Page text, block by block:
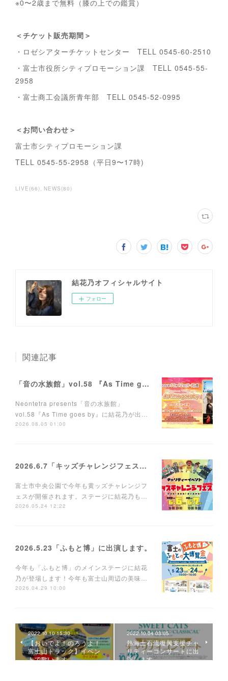
※0〜2歳まで無料（膝の上での鑑賞）
＜チケット販売期間＞
・ロゼシアターチケットセンター TELL 0545-60-2510
・富士市役所シティプロモーション課 TELL 0545-55-
2958
・富士商工会議所青年部 TELL 0545-52-0995
＜お問い合わせ＞
富士市シティプロモーション課
TELL 0545-55-2958（平日9〜17時)
LIVE (66) NEWS (80)
結花乃オフィシャルサイト
フォロー
関連記事
「音の水族館」vol.58 『As Time goes by』に出演します。
Neontetra presents「音の水族館」
vol.58『As Time goes by』に結花乃が出…
2026.08.05 01:00
2026.6.7「キッズチャレンジフェス」に出演します。
富士市中央公園で今年も黄ッズチャレンジフ
ェスが開催されます。ステージに結花乃も…
2026.05.24 12:22
2026.5.23「ふもと博」に出演します。
今年も「ふもと博」のメインステージに結花
乃が登場します！今年も富士山周辺の美味…
2026.04.29 10:00
2022.10.10 15:30
【おいでよ！のろうよ！
富士山トラック】イベン
トで歌います。
2022.10.04 03:05
熱海土石流復興支援チャ
リティーコンサートに出
演します